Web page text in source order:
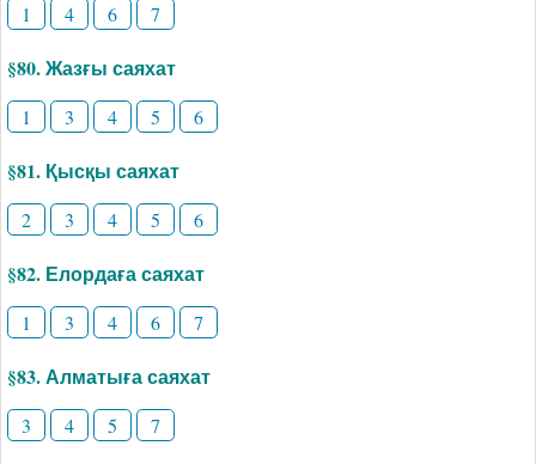
1 4 6 7
§80. Жазғы саяхат
1 3 4 5 6
§81. Қысқы саяхат
2 3 4 5 6
§82. Елордаға саяхат
1 3 4 6 7
§83. Алматыға саяхат
3 4 5 7